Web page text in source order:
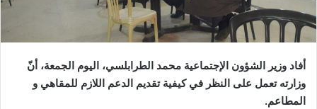
أفاد وزير الشؤون الإجتماعية محمد الطرابلسي، اليوم الجمعة، أنّ
وزارته تعمل على النظر في كيفية تقديم الدعم اللازم للمقاهي و
المطاعم.